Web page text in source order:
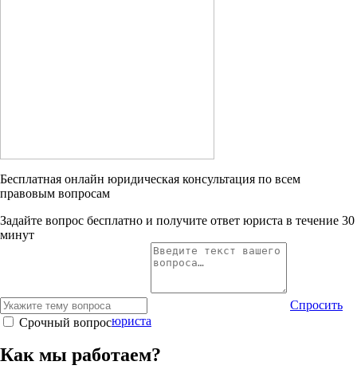
Бесплатная онлайн юридическая консультация по всем
правовым вопросам
Задайте вопрос бесплатно и получите ответ юриста в течение 30
минут
Срочный вопрос
Спросить
юриста
Как мы работаем?